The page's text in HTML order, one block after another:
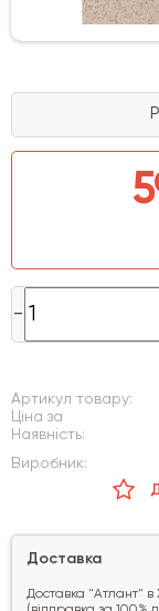
Артикул товару:
Ціна за
Наявність:
Виробник:
Доставка
Доставка "Атлант" в